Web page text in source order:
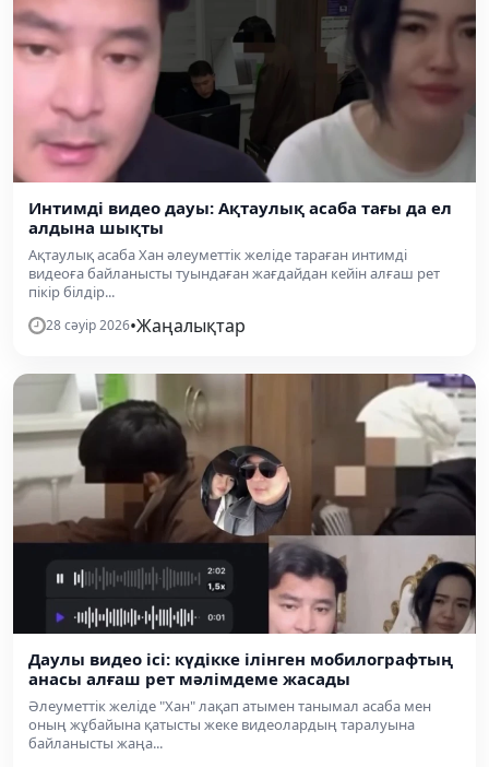
Интимді видео дауы: Ақтаулық асаба тағы да ел
алдына шықты
Ақтаулық асаба Хан әлеуметтік желіде тараған интимді
видеоға байланысты туындаған жағдайдан кейін алғаш рет
пікір білдір...
28 сәуір 2026•Жаңалықтар
Даулы видео ісі: күдікке ілінген мобилографтың
анасы алғаш рет мәлімдеме жасады
Әлеуметтік желіде "Хан" лақап атымен танымал асаба мен
оның жұбайына қатысты жеке видеолардың таралуына
байланысты жаңа...